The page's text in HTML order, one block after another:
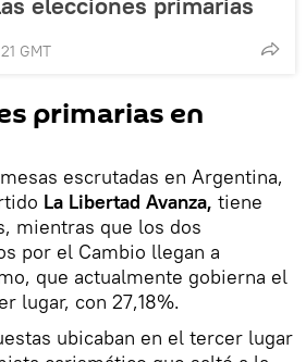
GMT
primarias en
escrutadas en Argentina,
La Libertad Avanza, tiene
mientras que los dos
por el Cambio llegan a
que actualmente gobierna el
lugar, con 27,18%.
ubicaban en el tercer lugar